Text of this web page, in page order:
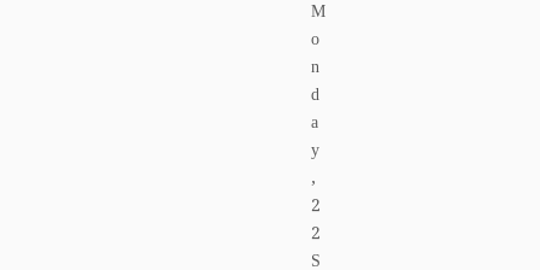
M
o
n
d
a
y
,
2
2
S